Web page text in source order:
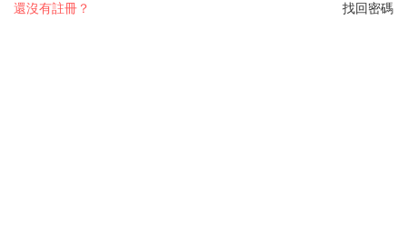
找回密碼
還沒有註冊？